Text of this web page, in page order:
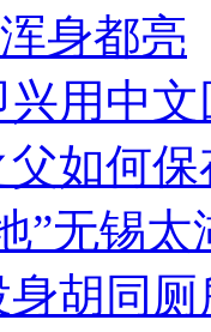
身都亮
用中
父如何
”无锡
胡同